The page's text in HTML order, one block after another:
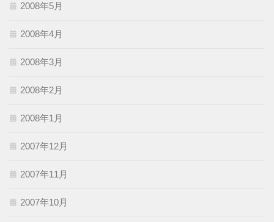
2008年5月
2008年4月
2008年3月
2008年2月
2008年1月
2007年12月
2007年11月
2007年10月